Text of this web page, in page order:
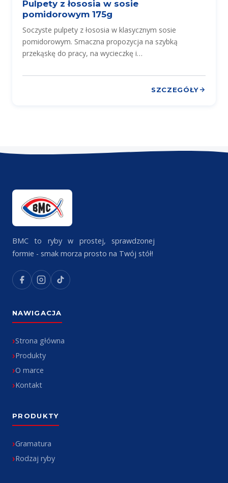
Pulpety z łososia w sosie
pomidorowym 175g
Soczyste pulpety z łososia w klasycznym sosie
pomidorowym. Smaczna propozycja na szybką
przekąskę do pracy, na wycieczkę i…
SZCZEGÓŁY
BMC to ryby w prostej, sprawdzonej
formie - smak morza prosto na Twój stół!
NAWIGACJA
Strona główna
Produkty
O marce
Kontakt
PRODUKTY
Gramatura
Rodzaj ryby